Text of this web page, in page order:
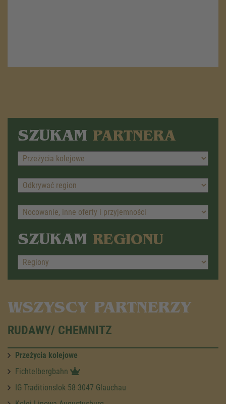
SZUKAM PARTNERA
SZUKAM REGIONU
WSZYSCY PARTNERZY
RUDAWY/ CHEMNITZ
Przeżycia kolejowe
Fichtelbergbahn
IG Traditionslok 58 3047 Glauchau